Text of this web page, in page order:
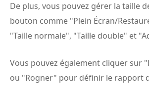
De plus, vous pouvez gérer la taille
bouton comme "Plein Écran/
"Taille normale", "Taille double" et
Vous pouvez également cliquer sur
ou "Rogner" pour définir le rapport